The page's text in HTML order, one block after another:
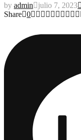
by admin julio 7, 2023
Share 0